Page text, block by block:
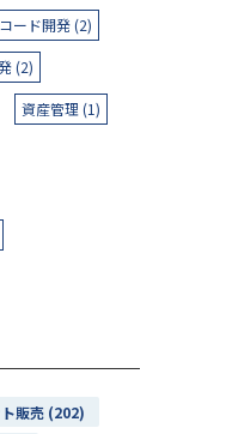
ード開発 (2)
(2)
資産管理 (1)
販売 (202)